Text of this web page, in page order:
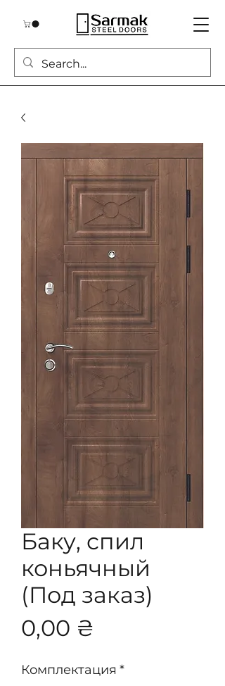
Баку, спил
коньячный
(Под заказ)
0,00 ₴
Комплектация *